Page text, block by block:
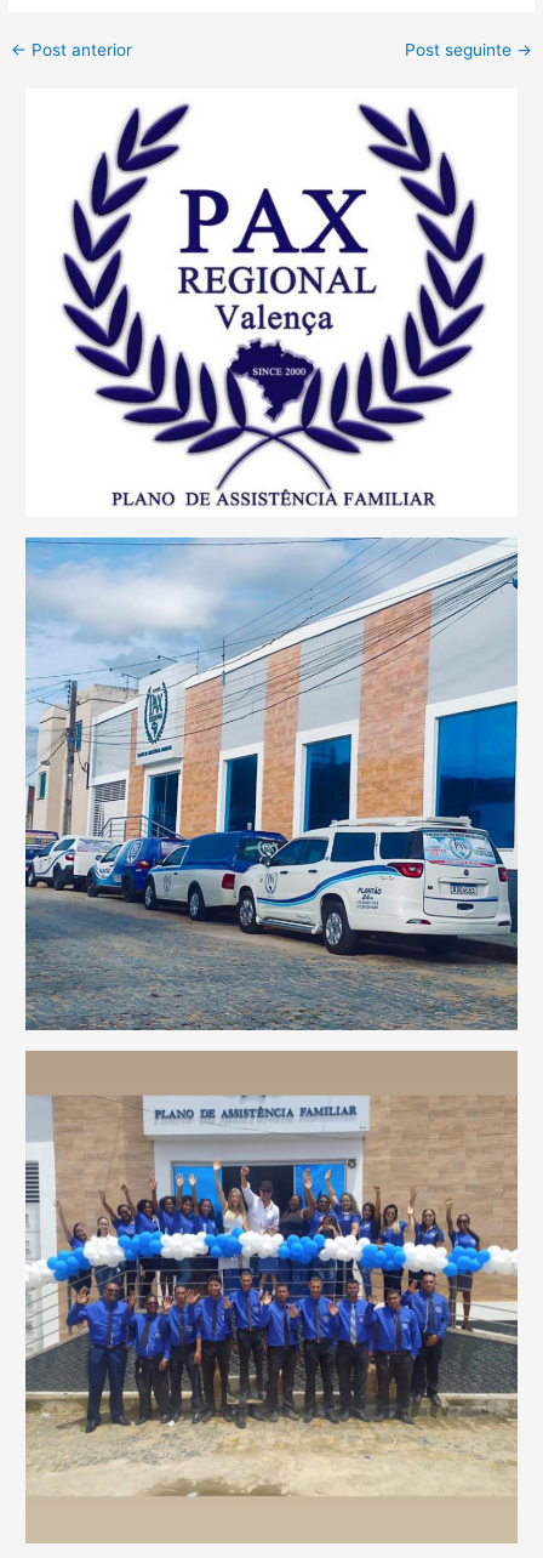
← Post anterior Post seguinte →